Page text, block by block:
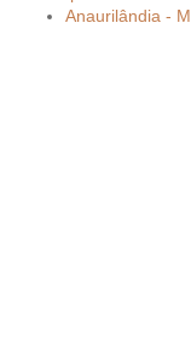
Anaurilândia -